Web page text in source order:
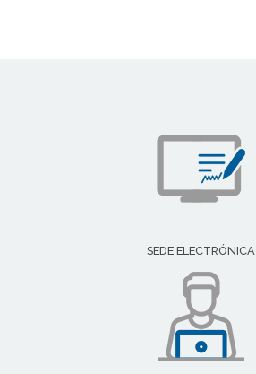
SEDE ELECTRÓNICA